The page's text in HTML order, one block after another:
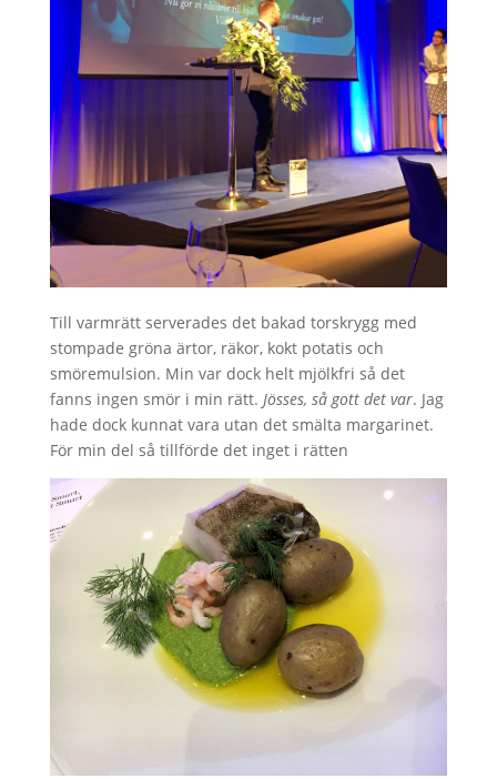
Till varmrätt serverades det bakad torskrygg med
stompade gröna ärtor, räkor, kokt potatis och
smöremulsion. Min var dock helt mjölkfri så det
fanns ingen smör i min rätt. Jösses, så gott det var. Jag
hade dock kunnat vara utan det smälta margarinet.
För min del så tillförde det inget i rätten